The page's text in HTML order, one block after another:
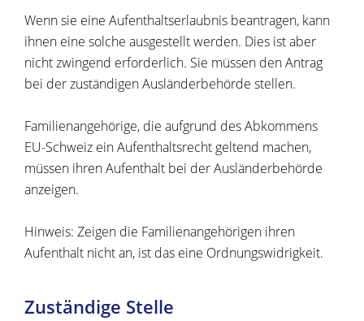
Wenn sie eine Aufenthaltserlaubnis beantragen, kann
ihnen eine solche ausgestellt werden. Dies ist aber
nicht zwingend erforderlich. Sie müssen den Antrag
bei der zuständigen Ausländerbehörde stellen.
Familienangehörige, die aufgrund des Abkommens
EU-Schweiz ein Aufenthaltsrecht geltend machen,
müssen ihren Aufenthalt bei der Ausländerbehörde
anzeigen.
Hinweis: Zeigen die Familienangehörigen ihren
Aufenthalt nicht an, ist das eine Ordnungswidrigkeit.
Zuständige Stelle